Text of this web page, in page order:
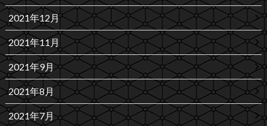
2021年12月
2021年11月
2021年9月
2021年8月
2021年7月